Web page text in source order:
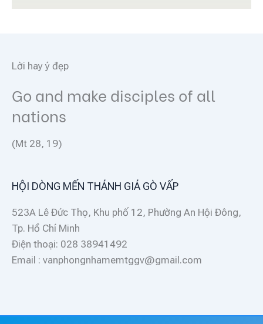
Lời hay ý đẹp
Go and make disciples of all
nations
(Mt 28, 19)
HỘI DÒNG MẾN THÁNH GIÁ GÒ VẤP
523A Lê Đức Thọ, Khu phố 12, Phường An Hội Đông,
Tp. Hồ Chí Minh
Điện thoại: 028 38941492
Email : vanphongnhamemtggv@gmail.com